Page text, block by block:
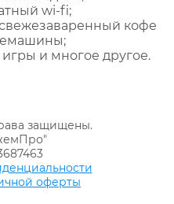
wi-fi;
кофе
и многое другое.
защищены.
оферты